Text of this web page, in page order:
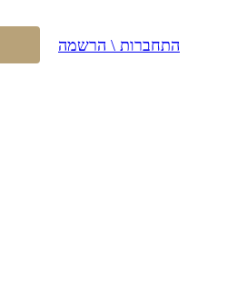
התחברות \ הרשמה